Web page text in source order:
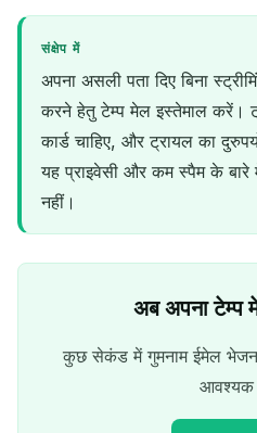
संक्षेप में
अपना असली पता दिए बिना
करने हेतु टेम्प मेल इस्तेमाल करें।
कार्ड चाहिए, और ट्रायल का
यह प्राइवेसी और कम स्पैम के बारे
नहीं।
अब अपना टेम्प
कुछ सेकंड में गुमनाम ईमेल
आवश्यक